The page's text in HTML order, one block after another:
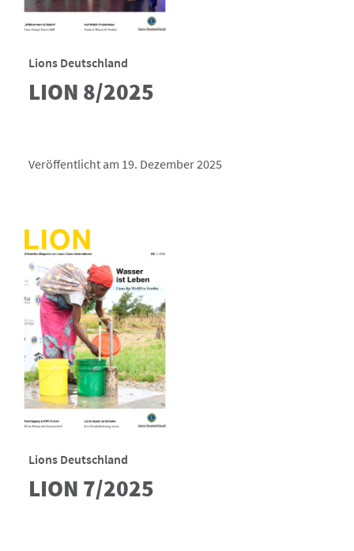
Lions Deutschland
LION 8/2025
Veröffentlicht am 19. Dezember 2025
Lions Deutschland
LION 7/2025